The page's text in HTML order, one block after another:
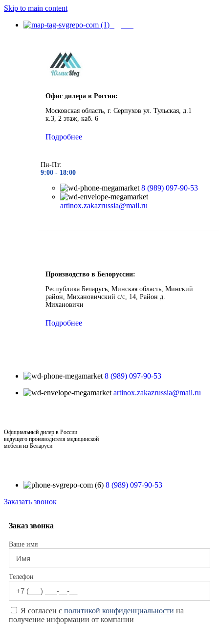
Skip to main content
Офис дилера в России:
Московская область, г. Серпухов ул. Тульская, д.1
к.3, 2 этаж, каб. 6
Подробнее
Пн-Пт:
9:00 - 18:00
8 (989) 097-90-53
artinox.zakazrussia@mail.ru
Производство в Белоруссии:
Республика Беларусь, Минская область, Минский
район, Михановичский с/с, 14, Район д.
Михановичи
Подробнее
8 (989) 097-90-53
artinox.zakazrussia@mail.ru
Официальный дилер в России
ведущего производителя медицинской
мебели из Беларуси
8 (989) 097-90-53
Заказать звонок
Заказ звонка
Ваше имя
Телефон
Я согласен с политикой конфиденциальности на
получение информации от компании